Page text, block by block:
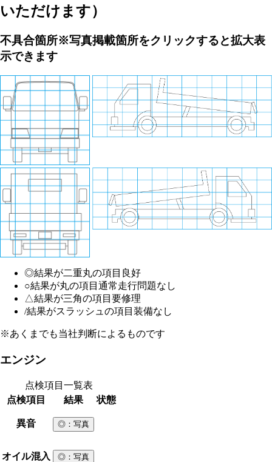
いただけます）
不具合箇所※写真掲載箇所をクリックすると拡大表
示できます
◎結果が二重丸の項目 良好
○結果が丸の項目 通常走行問題なし
△結果が三角の項目 要修理
/結果がスラッシュの項目 装備なし
※あくまでも当社判断によるものです
エンジン
点検項目一覧表
点検項目
結果 状態
異音 ◎ ：写真
オイル混入 ◎ ：写真